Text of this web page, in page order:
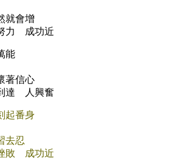
就會增
力 成功近
能
著信心
達 人興奮
起番身
去忍
敗 成功近